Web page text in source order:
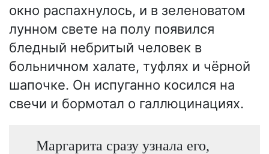
окно распахнулось, и в зеленоватом
лунном свете на полу появился
бледный небритый человек в
больничном халате, туфлях и чёрной
шапочке. Он испуганно косился на
свечи и бормотал о галлюцинациях.
Маргарита сразу узнала его,